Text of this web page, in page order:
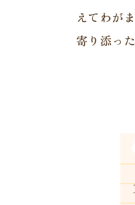
えてわが
寄り添っ